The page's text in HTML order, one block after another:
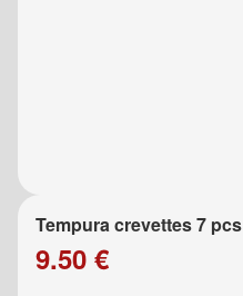
Tempura crevettes 7 pcs
9.50 €